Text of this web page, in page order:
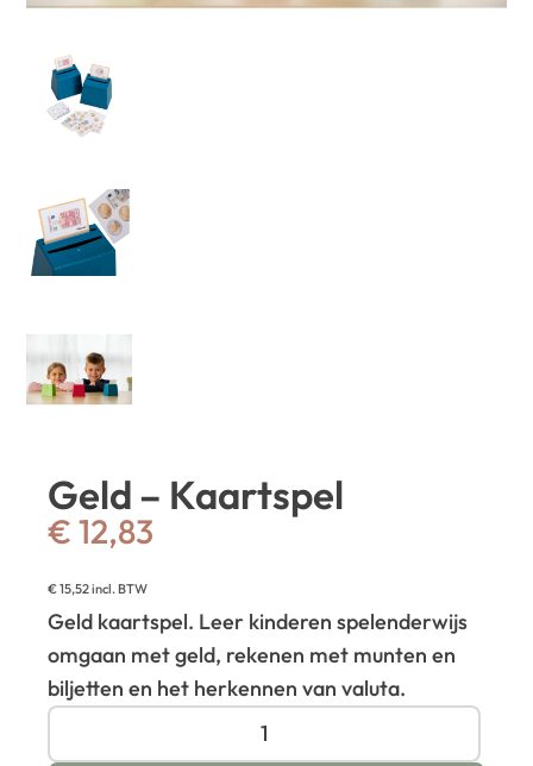
Geld – Kaartspel
€ 12,83
€15,52incl. BTW
Geld kaartspel. Leer kinderen spelenderwijs
omgaan met geld, rekenen met munten en
biljetten en het herkennen van valuta.